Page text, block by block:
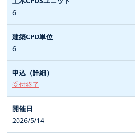
6
6
受付終了
2026/5/14